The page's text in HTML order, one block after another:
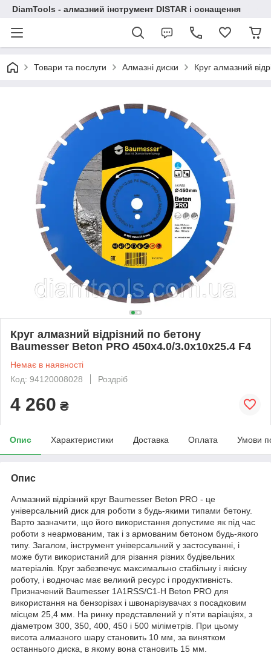
DiamTools - алмазний інструмент DISTAR і оснащення
Товари та послуги Алмазні диски Круг алмазний
Круг алмазний відрізний по бетону
Baumesser Beton PRO 450x4.0/3.0x10x25.4 F4
Немає в наявності
Код: 94120008028
Роздріб
4 260 ₴
Опис Характеристики Доставка Оплата Умови
Опис
Алмазний відрізний круг Baumesser Beton PRO - це
універсальний диск для роботи з будь-якими типами бетону.
Варто зазначити, що його використання допустиме як під час
роботи з неармованим, так і з армованим бетоном будь-якого
типу. Загалом, інструмент універсальний у застосуванні, і
може бути використаний для різання різних будівельних
матеріалів. Круг забезпечує максимально стабільну і якісну
роботу, і водночас має великий ресурс і продуктивність.
Призначений Baumesser 1A1RSS/C1-H Beton PRO для
використання на бензорізах і швонарізувачах з посадковим
місцем 25,4 мм. На ринку представлений у п'яти варіаціях, з
діаметром 300, 350, 400, 450 і 500 міліметрів. При цьому
висота алмазного шару становить 10 мм, за винятком
останнього диска, в якому вона становить 15 мм.